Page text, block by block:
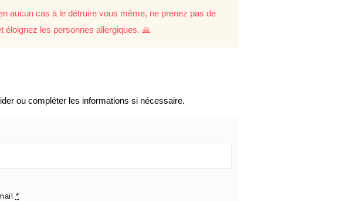
aucun cas à le détruire vous même, ne prenez pas de
éloignez les personnes allergiques. 🙏
ou compléter les informations si nécessaire.
*